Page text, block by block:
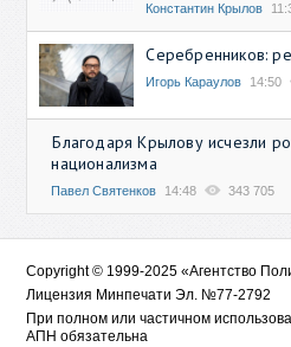
Константин Крылов
Серебренников:
Игорь Караулов 14:50
Благодаря Крылову исчезли
национализма
Павел Святенков 14:48 343 705
Copyright © 1999-2025 «Агентство
Лицензия Минпечати Эл. №77-2792
При полном или частичном
АПН обязательна